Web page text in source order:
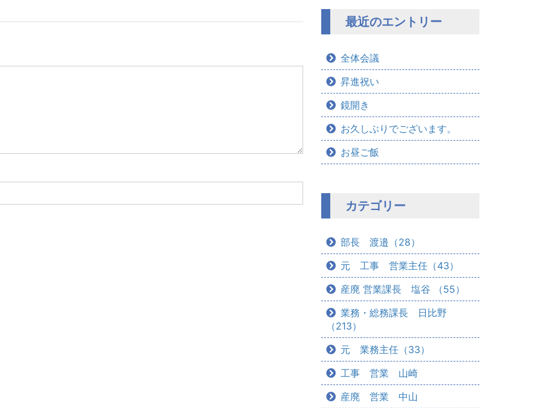
最近のエントリー
全体会議
昇進祝い
鏡開き
お久しぶりでございます。
お昼ご飯
カテゴリー
部長 渡邉（28）
元 工事 営業主任（43）
産廃 営業課長 塩谷 （55）
業務・総務課長 日比野
（213）
元 業務主任（33）
工事 営業 山崎
産廃 営業 中山